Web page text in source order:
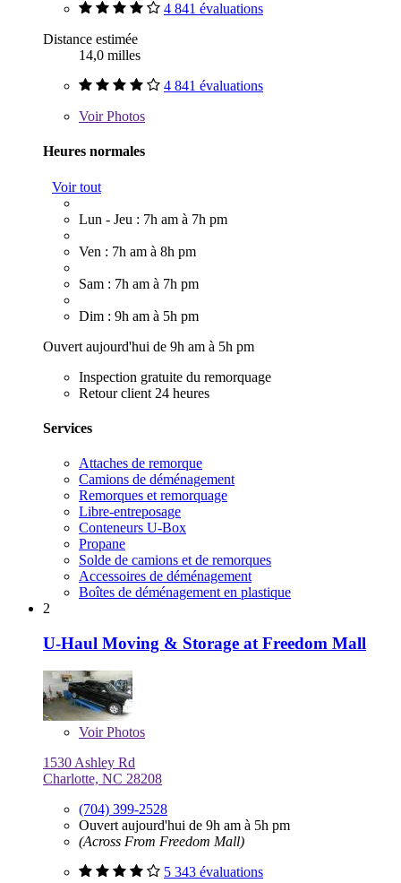
4 841 évaluations
Distance estimée
14,0 milles
4 841 évaluations
VoirPhotos
Heures normales
Voir tout
Lun - Jeu : 7h am à 7h pm
Ven : 7h am à 8h pm
Sam : 7h am à 7h pm
Dim : 9h am à 5h pm
Ouvert aujourd'hui de 9h am à 5h pm
Inspection gratuite du remorquage
Retour client 24 heures
Services
Attaches de remorque
Camions de déménagement
Remorques et remorquage
Libre-entreposage
Conteneurs U-Box
Propane
Solde de camions et de remorques
Accessoires de déménagement
Boîtes de déménagement en plastique
2
U-Haul Moving & Storage at Freedom Mall
VoirPhotos
1530 Ashley Rd
Charlotte, NC 28208
(704) 399-2528
Ouvert aujourd'hui de 9h am à 5h pm
(Across From Freedom Mall)
5 343 évaluations